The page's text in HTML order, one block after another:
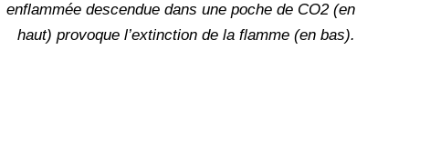
enflammée descendue dans une poche de CO2 (en
haut) provoque l’extinction de la flamme (en bas).